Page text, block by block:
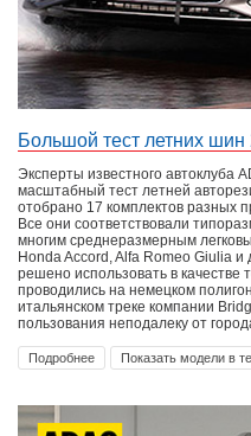
Большой тест летних
Эксперты известного автоклуба
масштабный тест летней
отобрано 17 комплектов разных
Все они соответствовали
многим среднеразмерным
Honda Accord, Alfa Romeo Giulia
решено использовать в качестве
проводились на немецком
итальянском треке компании
пользования неподалеку от
Подробнее Показать модели в